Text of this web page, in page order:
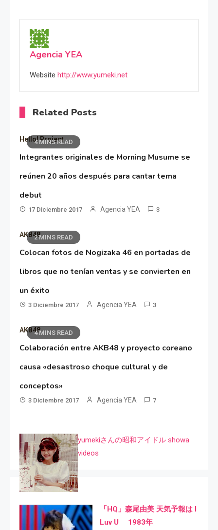
Agencia YEA
Website http://www.yumeki.net
Related Posts
4 MINS READ
Hello! Project
Integrantes originales de Morning Musume se
reúnen 20 años después para cantar tema
debut
17 Diciembre 2017 Agencia YEA 3
2 MINS READ
AKB48
Colocan fotos de Nogizaka 46 en portadas de
libros que no tenían ventas y se convierten en
un éxito
3 Diciembre 2017 Agencia YEA 3
4 MINS READ
AKB48
Colaboración entre AKB48 y proyecto coreano
causa «desastroso choque cultural y de
conceptos»
3 Diciembre 2017 Agencia YEA 7
yumekiさんの昭和アイドル showa
videos
「HQ」森尾由美 天気予報は I
Luv U 1983年